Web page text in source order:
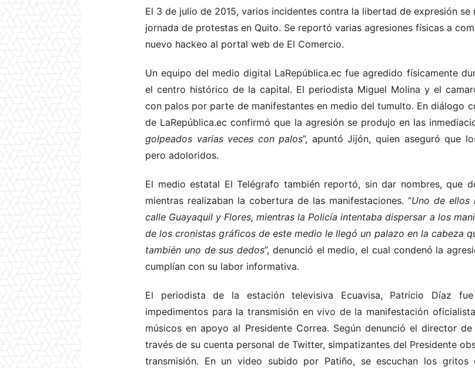
El 3 de julio de 2015, varios incidentes contra la libertad de expresión se
jornada de protestas en Quito. Se reportó varias agresiones físicas a
nuevo hackeo al portal web de El Comercio.
Un equipo del medio digital LaRepública.ec fue agredido físicamente
el centro histórico de la capital. El periodista Miguel Molina y el
con palos por parte de manifestantes en medio del tumulto. En diálogo
de LaRepública.ec confirmó que la agresión se produjo en las
golpeados varias veces con palos”, apuntó Jijón, quien aseguró que
pero adoloridos.
El medio estatal El Telégrafo también reportó, sin dar nombres, que
mientras realizaban la cobertura de las manifestaciones. “Uno de ellos
calle Guayaquil y Flores, mientras la Policía intentaba dispersar a los
de los cronistas gráficos de este medio le llegó un palazo en la cabeza
también uno de sus dedos”, denunció el medio, el cual condenó la
cumplían con su labor informativa.
El periodista de la estación televisiva Ecuavisa, Patricio Díaz
impedimentos para la transmisión en vivo de la manifestación
músicos en apoyo al Presidente Correa. Según denunció el director
través de su cuenta personal de Twitter, simpatizantes del Presidente
transmisión. En un video subido por Patiño, se escuchan los gritos